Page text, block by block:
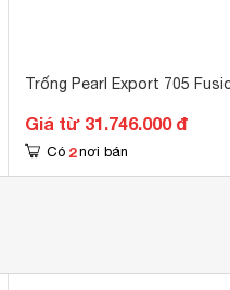
Trống Pearl Export 705
Giá từ 31.746.000 đ
Có 2 nơi bán